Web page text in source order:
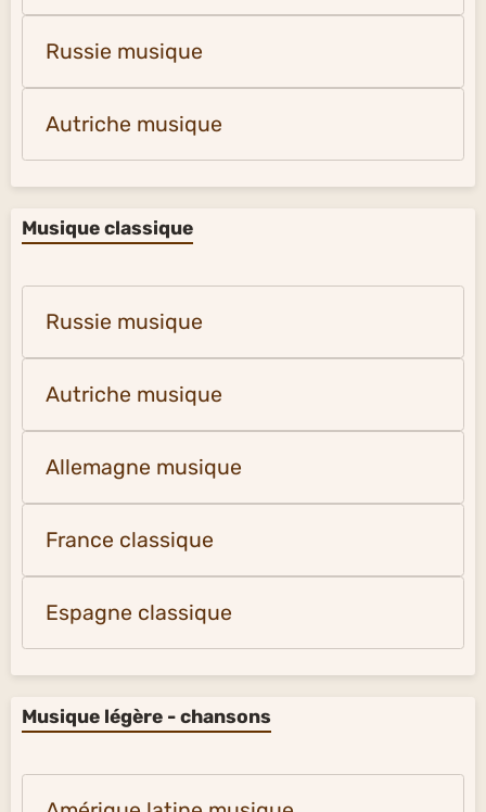
Russie musique
Autriche musique
Musique classique
Russie musique
Autriche musique
Allemagne musique
France classique
Espagne classique
Musique légère - chansons